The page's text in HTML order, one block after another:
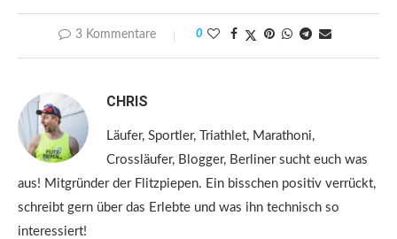
3 Kommentare 0
CHRIS
Läufer, Sportler, Triathlet, Marathoni,
Crossläufer, Blogger, Berliner sucht euch was
aus! Mitgründer der Flitzpiepen. Ein bisschen positiv verrückt,
schreibt gern über das Erlebte und was ihn technisch so
interessiert!